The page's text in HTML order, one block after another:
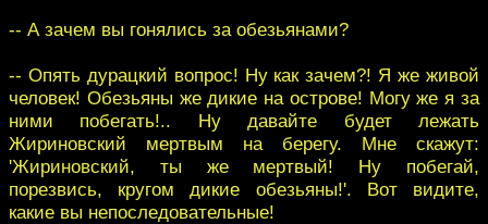
-- А зачем вы гонялись за обезьянами?
-- Опять дурацкий вопрос! Ну как зачем?! Я же живой
человек! Обезьяны же дикие на острове! Могу же я за
ними побегать!.. Ну давайте будет лежать
Жириновский мертвым на берегу. Мне скажут:
'Жириновский, ты же мертвый! Ну побегай,
порезвись, кругом дикие обезьяны!'. Вот видите,
какие вы непоследовательные!